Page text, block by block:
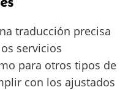
traducción precisa
servicios
para otros tipos de
con los ajustados